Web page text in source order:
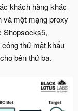
khách hàng khác
và một mạng proxy
Shopsocks5,
thử mật khẩu
bên thứ ba.